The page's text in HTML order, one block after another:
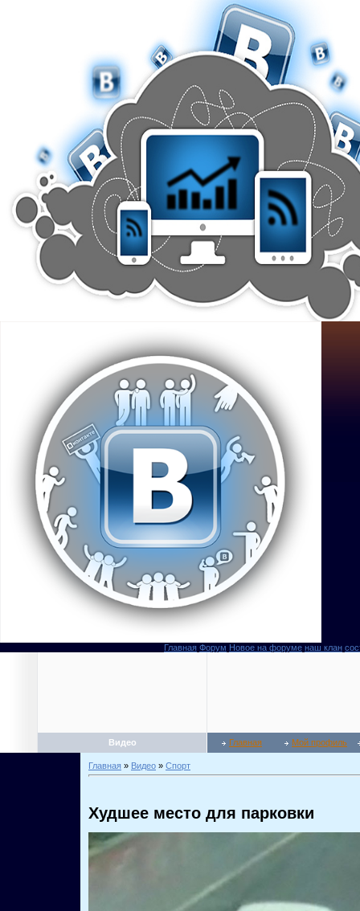
Главная Форум Новое на форуме наш клан
Видео Главная Мой профиль
Главная » Видео » Спорт
Худшее место для парковки